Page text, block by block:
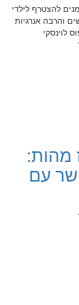
להצטרף לילדי
והרבה אנרגיות
לוינסקי
מהות:
עם